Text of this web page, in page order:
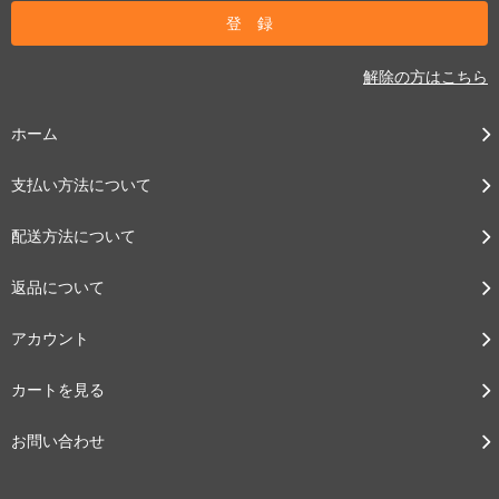
解除の方はこちら
ホーム
支払い方法について
配送方法について
返品について
アカウント
カートを見る
お問い合わせ